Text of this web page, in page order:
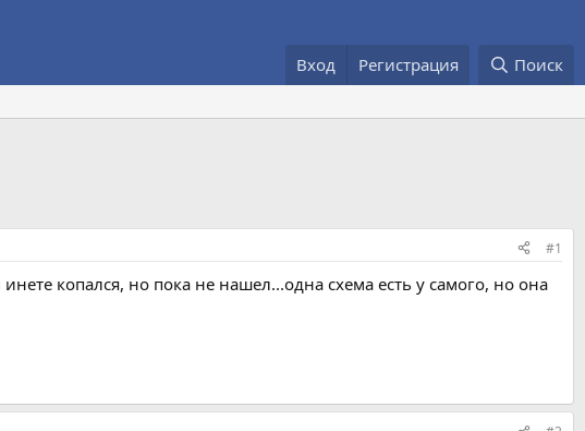
Вход Регистрация Поиск
#1
копался, но пока не нашел...одна схема есть у самого, но она